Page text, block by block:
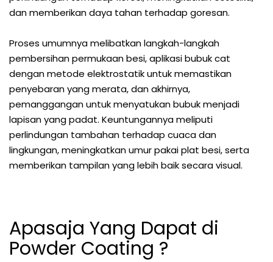
dan memberikan daya tahan terhadap goresan.
Proses umumnya melibatkan langkah-langkah
pembersihan permukaan besi, aplikasi bubuk cat
dengan metode elektrostatik untuk memastikan
penyebaran yang merata, dan akhirnya,
pemanggangan untuk menyatukan bubuk menjadi
lapisan yang padat. Keuntungannya meliputi
perlindungan tambahan terhadap cuaca dan
lingkungan, meningkatkan umur pakai plat besi, serta
memberikan tampilan yang lebih baik secara visual.
Apasaja Yang Dapat di
Powder Coating ?